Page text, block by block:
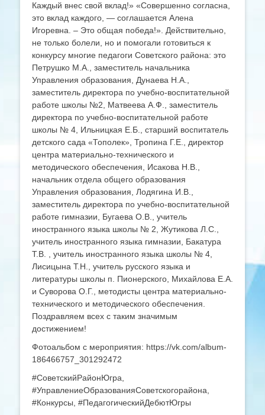
Каждый внес свой вклад!» «Совершенно согласна,
это вклад каждого, — соглашается Алена
Игоревна. – Это общая победа!». Действительно,
не только болели, но и помогали готовиться к
конкурсу многие педагоги Советского района: это
Петрушко М.А., заместитель начальника
Управления образования, Дунаева Н.А.,
заместитель директора по учебно-воспитательной
работе школы №2, Матвеева А.Ф., заместитель
директора по учебно-воспитательной работе
школы № 4, Ильницкая Е.Б., старший воспитатель
детского сада «Тополек», Тропина Г.Е., директор
центра материально-технического и
методического обеспечения, Исакова Н.В.,
начальник отдела общего образования
Управления образования, Лодягина И.В.,
заместитель директора по учебно-воспитательной
работе гимназии, Бугаева О.В., учитель
иностранного языка школы № 2, Жутикова Л.С.,
учитель иностранного языка гимназии, Бакатура
Т.В. , учитель иностранного языка школы № 4,
Лисицына Т.Н., учитель русского языка и
литературы школы п. Пионерского, Михайлова Е.А.
и Суворова О.Г., методисты центра материально-
технического и методического обеспечения.
Поздравляем всех с таким значимым
достижением!
Фотоальбом с мероприятия: https://vk.com/album-
186466757_301292472
#СоветскийРайонЮгра,
#УправлениеОбразованияСоветскогорайона,
#Конкурсы, #ПедагогическийДебютЮгры